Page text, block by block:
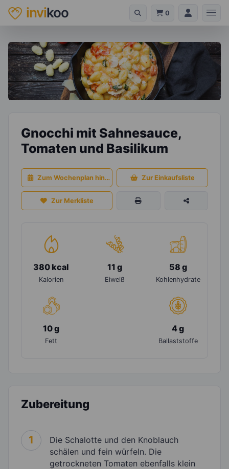
invikoo 0
Gnocchi mit Sahnesauce,
Tomaten und Basilikum
Zum Wochenplan hinzufügen Zur Einkaufsliste
Zur Merkliste
380 kcal
Kalorien
11 g
Eiweiß
58 g
Kohlenhydrate
10 g
Fett
4 g
Ballaststoffe
Zubereitung
1
Die Schalotte und den Knoblauch
schälen und fein würfeln. Die
getrockneten Tomaten ebenfalls klein